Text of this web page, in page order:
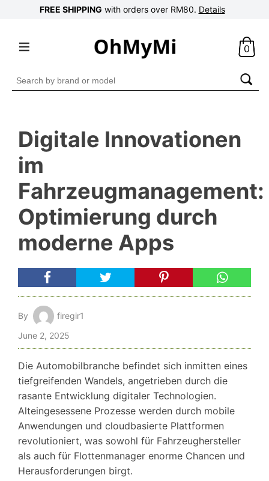
FREE SHIPPING with orders over RM80. Details
0
Search
for:
Digitale Innovationen
im
Fahrzeugmanagement:
Optimierung durch
moderne Apps
By
firegir1
June 2, 2025
Die Automobilbranche befindet sich inmitten eines
tiefgreifenden Wandels, angetrieben durch die
rasante Entwicklung digitaler Technologien.
Alteingesessene Prozesse werden durch mobile
Anwendungen und cloudbasierte Plattformen
revolutioniert, was sowohl für Fahrzeughersteller
als auch für Flottenmanager enorme Chancen und
Herausforderungen birgt.